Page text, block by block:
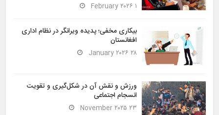
۱ February ۲۰۲۶
بیکاری مخفی؛ پدیده ویرانگر در نظام اداری
افغانستان
۲۸ January ۲۰۲۶
ورزش و نقش آن در شکل‌گیری و تقویت
انسجام اجتماعی
۲۳ November ۲۰۲۵